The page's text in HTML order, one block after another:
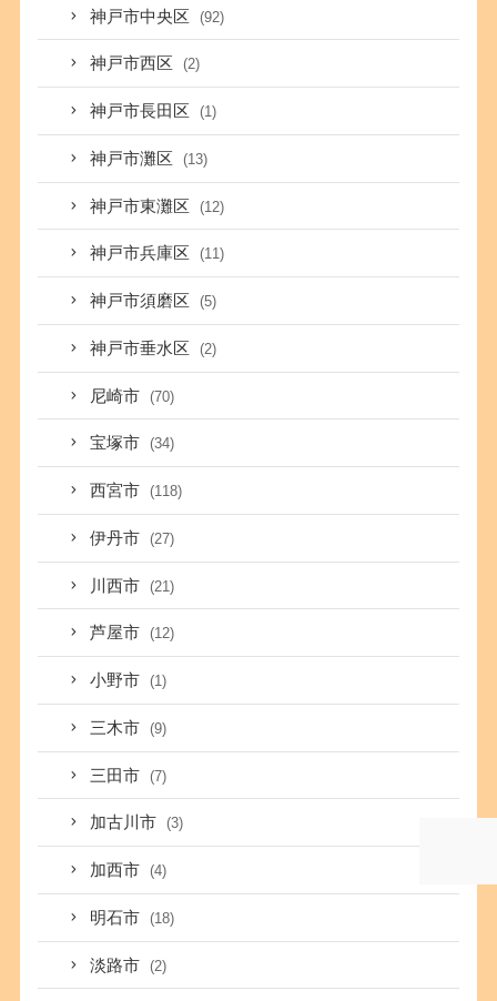
神戸市中央区 (92)
神戸市西区 (2)
神戸市長田区 (1)
神戸市灘区 (13)
神戸市東灘区 (12)
神戸市兵庫区 (11)
神戸市須磨区 (5)
神戸市垂水区 (2)
尼崎市 (70)
宝塚市 (34)
西宮市 (118)
伊丹市 (27)
川西市 (21)
芦屋市 (12)
小野市 (1)
三木市 (9)
三田市 (7)
加古川市 (3)
加西市 (4)
明石市 (18)
淡路市 (2)